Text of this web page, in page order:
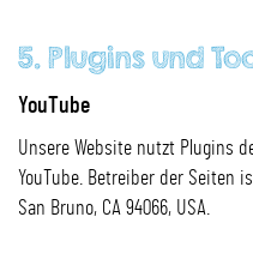
5. Plugins und
YouTube
Unsere Website nutzt Plugins
YouTube. Betreiber der Seiten
San Bruno, CA 94066, USA.